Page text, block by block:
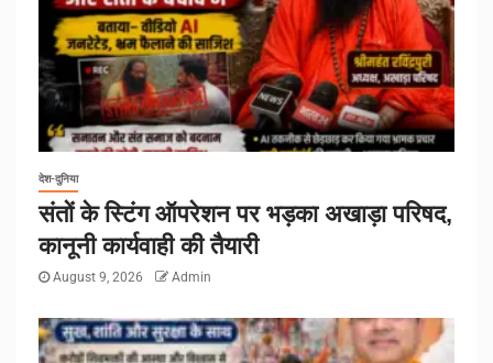
देश-दुनिया
संतों के स्टिंग ऑपरेशन पर भड़का अखाड़ा परिषद,
कानूनी कार्यवाही की तैयारी
August 9, 2026 Admin